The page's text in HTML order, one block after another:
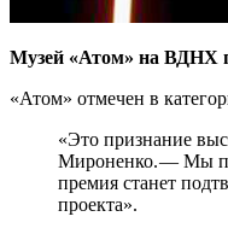
Музей «Атом» на ВДНХ
«Атом» отмечен в
«Это признание
Мироненко. — ​Мы
премия станет
проекта».